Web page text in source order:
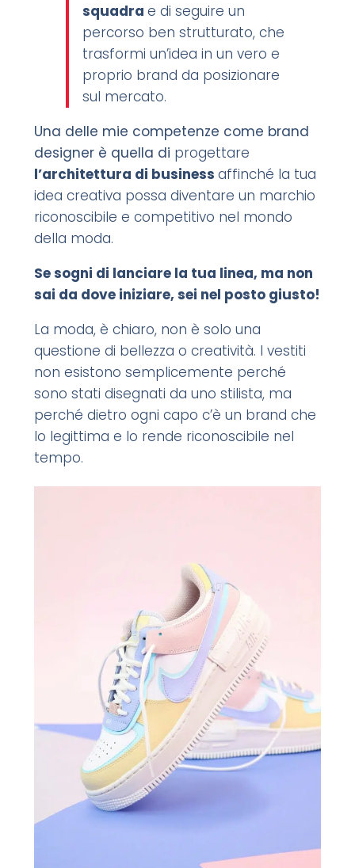
squadra e di seguire un
percorso ben strutturato, che
trasformi un’idea in un vero e
proprio brand da posizionare
sul mercato.
Una delle mie competenze come brand
designer è quella di progettare
l’architettura di business affinché la tua
idea creativa possa diventare un marchio
riconoscibile e competitivo nel mondo
della moda.
Se sogni di lanciare la tua linea, ma non
sai da dove iniziare, sei nel posto giusto!
La moda, è chiaro, non è solo una
questione di bellezza o creatività. I vestiti
non esistono semplicemente perché
sono stati disegnati da uno stilista, ma
perché dietro ogni capo c’è un brand che
lo legittima e lo rende riconoscibile nel
tempo.